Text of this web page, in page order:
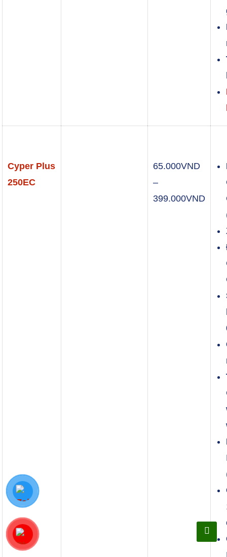
Cyper Plus
250EC
65.000VND
–
399.000VND